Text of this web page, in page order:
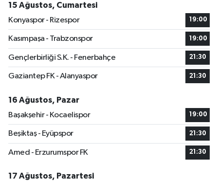
15 Ağustos, Cumartesi
Konyaspor - Rizespor
19:00
Kasımpaşa - Trabzonspor 19:00
Gençlerbirliği S.K. - Fenerbahçe 21:30
Gaziantep FK - Alanyaspor 21:30
16 Ağustos, Pazar
Başakşehir - Kocaelispor
19:00
Beşiktaş - Eyüpspor 21:30
Amed - Erzurumspor FK 21:30
17 Ağustos, Pazartesi